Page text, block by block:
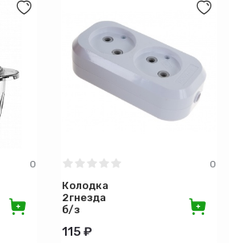
0 0
Колодка
2гнезда
б/з
115 ₽